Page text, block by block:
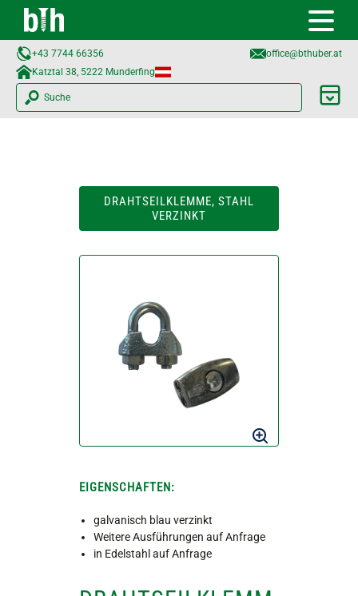
+43 7744 66356
office@bthuber.at​
Katztal 38, 5222 Munderfing
Suche
DRAHTSEILKLEMME, STAHL
VERZINKT
EIGENSCHAFTEN:
galvanisch blau verzinkt
Weitere Ausführungen auf Anfrage
in Edelstahl auf Anfrage